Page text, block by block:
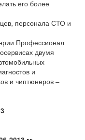
его более
персонала СТО и
Профессионал
двумя
и
и чиптюнеров –